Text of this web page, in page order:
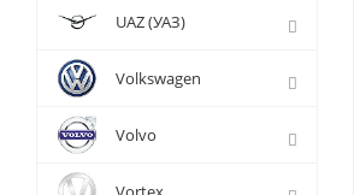
UAZ (УАЗ)
Volkswagen
Volvo